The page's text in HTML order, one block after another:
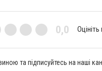
0,0
та підписуйтесь на наші